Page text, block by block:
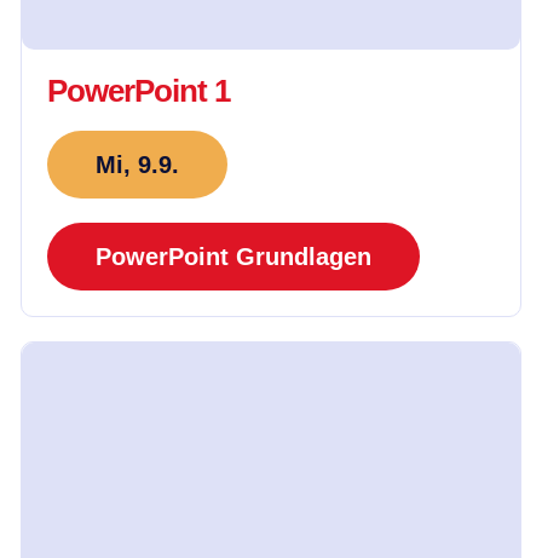
PowerPoint 1
Mi, 9.9.
PowerPoint Grundlagen